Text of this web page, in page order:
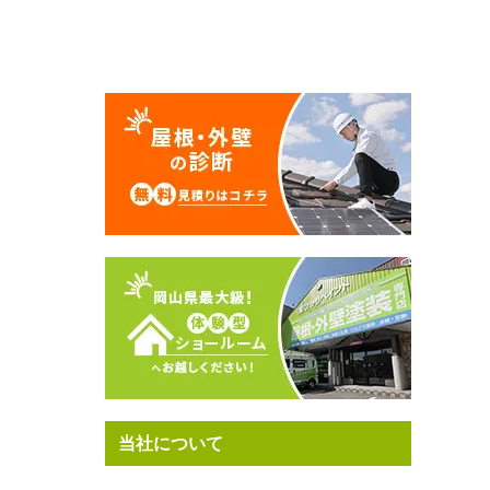
当社について